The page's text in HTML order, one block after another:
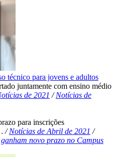
técnico para jovens e adultos
juntamente com ensino médio
de 2021 /Notícias de
para inscrições
/Notícias de Abril de 2021 /
novo prazo no Campus